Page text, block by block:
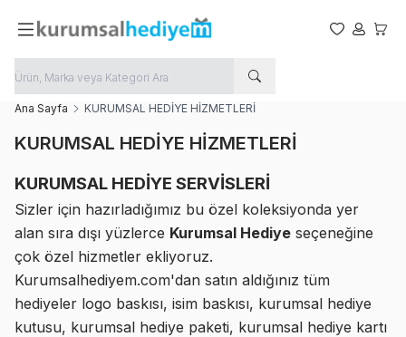
Favorilerim
Hesabım
Ana Sayfa KURUMSAL HEDİYE HİZMETLERİ
KURUMSAL HEDİYE HİZMETLERİ
KURUMSAL HEDİYE SERVİSLERİ
Sizler için hazırladığımız bu özel koleksiyonda yer
alan sıra dışı yüzlerce Kurumsal Hediye seçeneğine
çok özel hizmetler ekliyoruz.
Kurumsalhediyem.com'dan satın aldığınız tüm
hediyeler logo baskısı, isim baskısı, kurumsal hediye
kutusu, kurumsal hediye paketi, kurumsal hediye kartı